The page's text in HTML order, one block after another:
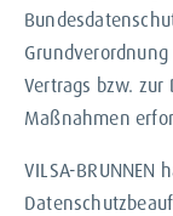
Vertrags bzw.
Maßnahmen
VILSA-